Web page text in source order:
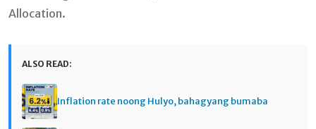
Allocation.
ALSO READ:
Inflation rate noong Hulyo, bahagyang bumaba